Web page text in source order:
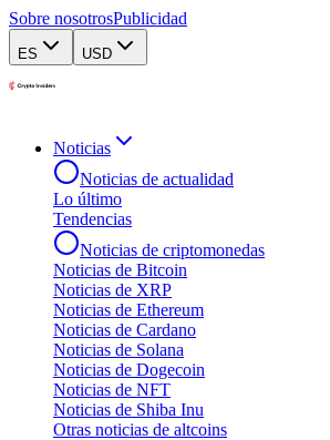
Sobre nosotrosPublicidad
ES USD
Noticias
Noticias de actualidad
Lo último
Tendencias
Noticias de criptomonedas
Noticias de Bitcoin
Noticias de XRP
Noticias de Ethereum
Noticias de Cardano
Noticias de Solana
Noticias de Dogecoin
Noticias de NFT
Noticias de Shiba Inu
Otras noticias de altcoins